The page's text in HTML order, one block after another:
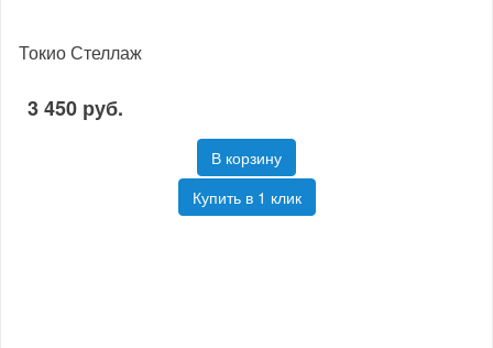
Токио Стеллаж
3 450 руб.
В корзину
Купить в 1 клик